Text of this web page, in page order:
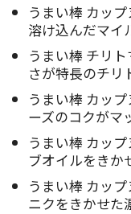
うまい棒 カッ
溶け込んだマイ
うまい棒 チリ
さが特長のチリ
うまい棒 カッ
ーズのコクがマ
うまい棒 カッ
ブオイルをきか
うまい棒 カッ
ニクをきかせた